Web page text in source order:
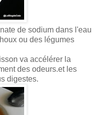
de sodium dans l'eau
ou des légumes
va accélérer la
des odeurs.et les
digestes.